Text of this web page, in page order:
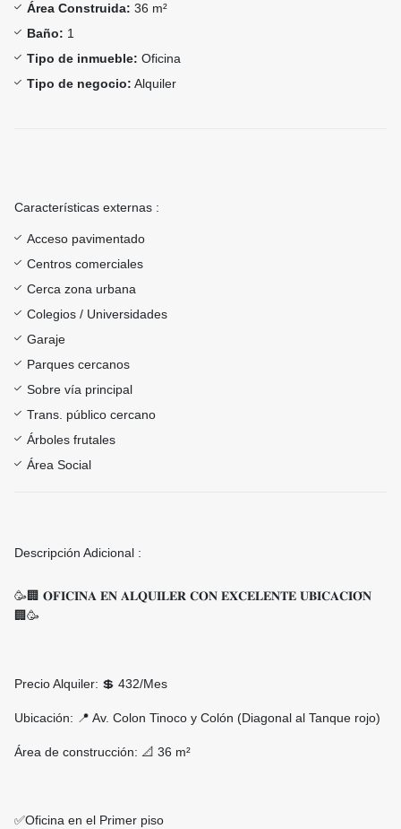
Área Construida: 36 m²
Baño: 1
Tipo de inmueble: Oficina
Tipo de negocio: Alquiler
Características externas :
Acceso pavimentado
Centros comerciales
Cerca zona urbana
Colegios / Universidades
Garaje
Parques cercanos
Sobre vía principal
Trans. público cercano
Árboles frutales
Área Social
Descripción Adicional :
🥳🏢 𝐎𝐅𝐈𝐂𝐈𝐍𝐀 𝐄𝐍 𝐀𝐋𝐐𝐔𝐈𝐋𝐄𝐑 𝐂𝐎𝐍 𝐄𝐗𝐂𝐄𝐋𝐄𝐍𝐓𝐄 𝐔𝐁𝐈𝐂𝐀𝐂𝐈𝐎́𝐍
🏢🥳
Precio Alquiler: 💲 432/Mes
Ubicación: 📍 Av. Colon Tinoco y Colón (Diagonal al Tanque rojo)
Área de construcción: 📐 36 m²
✅Oficina en el Primer piso